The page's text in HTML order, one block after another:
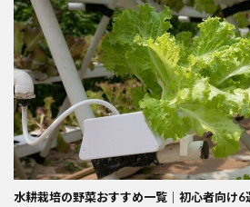
水耕栽培の野菜おすすめ一覧｜初心者向け